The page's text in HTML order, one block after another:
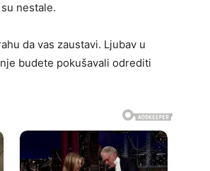
nestale.
da vas zaustavi. Ljubav u
budete pokušavali odrediti